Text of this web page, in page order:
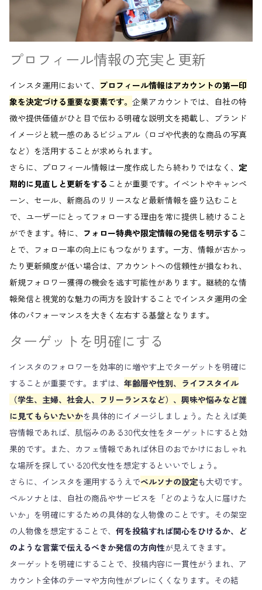
プロフィール情報の充実と更新
インスタ運用において、 プロフィール情報はアカウントの第一印
象を決定づける重要な要素です。 企業アカウントでは、自社の特
徴や提供価値がひと目で伝わる明確な説明文を掲載し、ブランド
イメージと統一感のあるビジュアル（ロゴや代表的な商品の写真
など）を活用することが求められます。
さらに、プロフィール情報は一度作成したら終わりではなく、 定
期的に見直しと更新をする ことが重要です。イベントやキャンペ
ーン、セール、新商品のリリースなど最新情報を盛り込むこと
で、ユーザーにとってフォローする理由を常に提供し続けること
ができます。特に、 フォロー特典や限定情報の発信を明示する こ
とで、フォロー率の向上にもつながります。一方、情報が古かっ
たり更新頻度が低い場合は、アカウントへの信頼性が損なわれ、
新規フォロワー獲得の機会を逃す可能性があります。継続的な情
報発信と視覚的な魅力の両方を設計することでインスタ運用の全
体のパフォーマンスを大きく左右する基盤となります。
ターゲットを明確にする
インスタのフォロワーを効率的に増やす上でターゲットを明確に
することが重要です。まずは、 年齢層や性別、ライフスタイル
（学生、主婦、社会人、フリーランスなど）、興味や悩みなど誰
に見てもらいたいかを具体的にイメージしましょう。たとえば美
容情報であれば、肌悩みのある30代女性をターゲットにすると効
果的です。また、カフェ情報であれば休日のおでかけにおしゃれ
な場所を探している20代女性を想定するといいでしょう。
さらに、インスタを運用するうえでペルソナの設定も大切です。
ペルソナとは、自社の商品やサービスを「どのような人に届けた
いか」を明確にするための具体的な人物像のことです。その架空
の人物像を想定することで、 何を投稿すれば関心をひけるか、ど
のような言葉で伝えるべきか発信の方向性が見えてきます。
ターゲットを明確にすることで、投稿内容に一貫性がうまれ、ア
カウント全体のテーマや方向性がブレにくくなります。その結